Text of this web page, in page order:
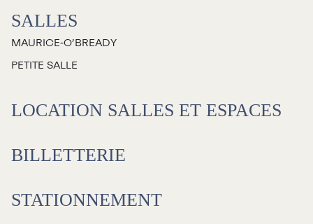
SALLES
MAURICE‑O’BREADY
PETITE SALLE
LOCATION SALLES ET ESPACES
BILLETTERIE
STATIONNEMENT